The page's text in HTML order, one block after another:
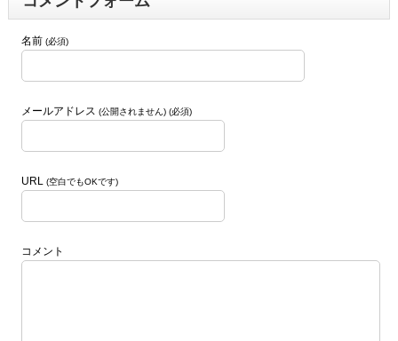
名前 (必須)
メールアドレス (公開されません) (必須)
URL (空白でもOKです)
コメント